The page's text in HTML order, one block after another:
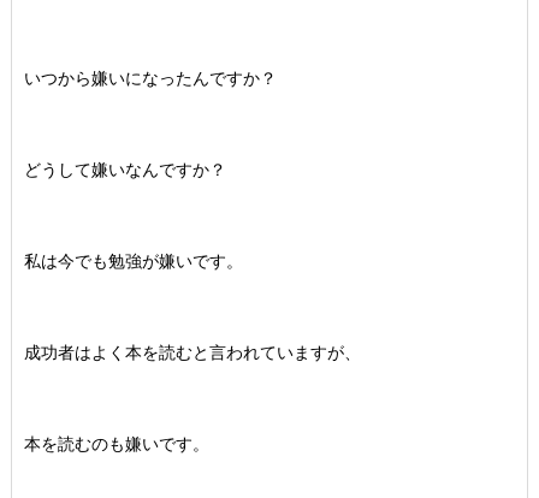
いつから嫌いになったんですか？
どうして嫌いなんですか？
私は今でも勉強が嫌いです。
成功者はよく本を読むと言われていますが、
本を読むのも嫌いです。